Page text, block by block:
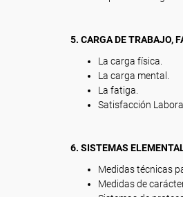
5. CARGA DE TRABAJO,
La carga física.
La carga mental.
La fatiga.
Satisfacción Laboral.
6. SISTEMAS
Medidas técnicas
Medidas de